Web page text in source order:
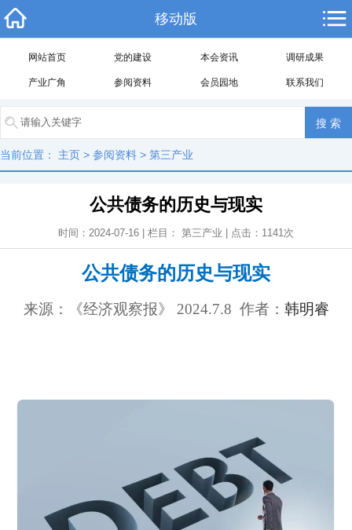
移动版
网站首页 党的建设 本会资讯 调研成果
产业广角 参阅资料 会员园地 联系我们
当前位置： 主页 > 参阅资料 > 第三产业
公共债务的历史与现实
时间：2024-07-16 | 栏目： 第三产业 | 点击： 1141次
公共债务的历史与现实
来源：《经济观察报》 2024.7.8 作者： 韩明睿